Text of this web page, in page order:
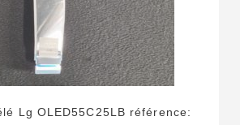
Lg OLED55C25LB référence: